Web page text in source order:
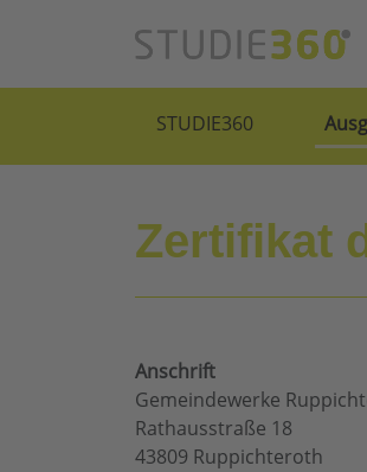
STUDIE360
Zertifikat
Anschrift
Gemeindewerke
Rathausstraße 18
43809 Ruppichteroth